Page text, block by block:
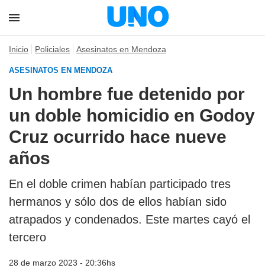
Inicio Policiales Asesinatos en Mendoza
ASESINATOS EN MENDOZA
Un hombre fue detenido por
un doble homicidio en Godoy
Cruz ocurrido hace nueve
años
En el doble crimen habían participado tres
hermanos y sólo dos de ellos habían sido
atrapados y condenados. Este martes cayó el
tercero
28 de marzo 2023 - 20:36hs